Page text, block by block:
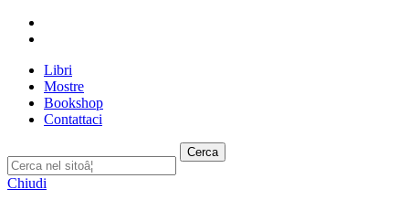
Libri
Mostre
Bookshop
Contattaci
Cerca
Chiudi